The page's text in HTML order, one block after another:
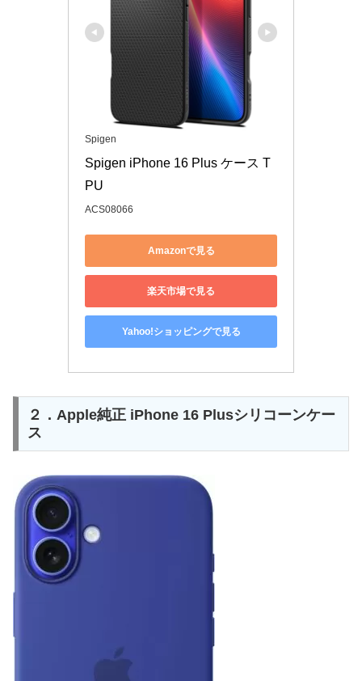
Spigen
Spigen iPhone 16 Plus ケース T
PU
ACS08066
Amazonで見る
楽天市場で見る
Yahoo!ショッピングで見る
２．Apple純正 iPhone 16 Plusシリコーンケー
ス